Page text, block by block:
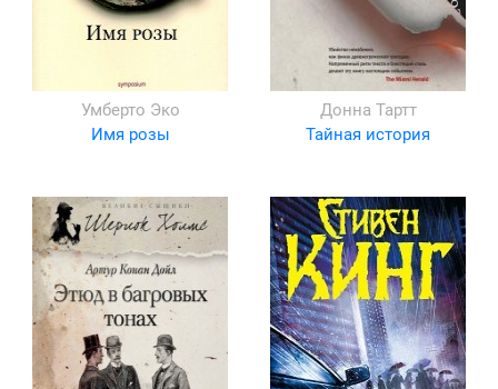
Умберто Эко
Имя розы
Донна Тартт
Тайная история